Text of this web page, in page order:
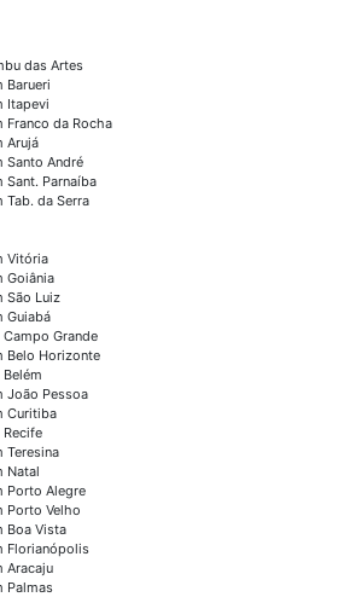
das Artes
Barueri
Itapevi
Franco da Rocha
Arujá
Santo André
Sant. Parnaíba
Tab. da Serra
Vitória
Goiânia
São Luiz
Guiabá
Grande
Belo Horizonte
João Pessoa
Curitiba
Teresina
Natal
Porto Alegre
Porto Velho
Boa Vista
Florianópolis
Aracaju
Palmas